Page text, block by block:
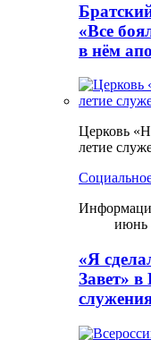
«Все
в нём
Церковь
летие
июнь
«Я
Завет» в